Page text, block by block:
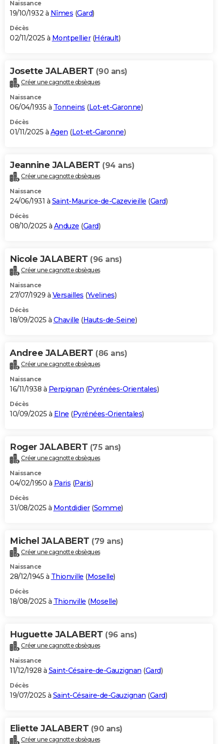
Naissance
19/10/1932 à Nîmes (Gard)
Décès
02/11/2025 à Montpellier(Hérault)
Josette JALABERT (90 ans)
Créer une cagnotte obsèques
Naissance
06/04/1935 à Tonneins (Lot-et-Garonne)
Décès
01/11/2025 à Agen (Lot-et-Garonne)
Jeannine JALABERT (94 ans)
Créer une cagnotte obsèques
Naissance
24/06/1931 à Saint-Maurice-de-Cazevieille (Gard)
Décès
08/10/2025 à Anduze (Gard)
Nicole JALABERT (96 ans)
Créer une cagnotte obsèques
Naissance
27/07/1929 à Versailles (Yvelines)
Décès
18/09/2025 à Chaville (Hauts-de-Seine)
Andree JALABERT (86 ans)
Créer une cagnotte obsèques
Naissance
16/11/1938 à Perpignan (Pyrénées-Orientales)
Décès
10/09/2025 à Elne (Pyrénées-Orientales)
Roger JALABERT (75 ans)
Créer une cagnotte obsèques
Naissance
04/02/1950 à Paris (Paris)
Décès
31/08/2025 à Montdidier(Somme)
Michel JALABERT (79 ans)
Créer une cagnotte obsèques
Naissance
28/12/1945 à Thionville (Moselle)
Décès
18/08/2025 à Thionville (Moselle)
Huguette JALABERT (96 ans)
Créer une cagnotte obsèques
Naissance
11/12/1928 à Saint-Césaire-de-Gauzignan (Gard)
Décès
19/07/2025 à Saint-Césaire-de-Gauzignan (Gard)
Eliette JALABERT (90 ans)
Créer une cagnotte obsèques